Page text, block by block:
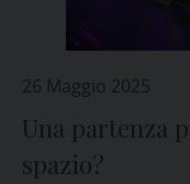
26 Maggio 2025
Una partenza
spazio?